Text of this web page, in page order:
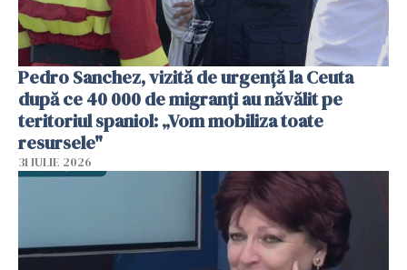
Pedro Sanchez, vizită de urgență la Ceuta
după ce 40 000 de migranți au năvălit pe
teritoriul spaniol: „Vom mobiliza toate
resursele"
31 IULIE 2026